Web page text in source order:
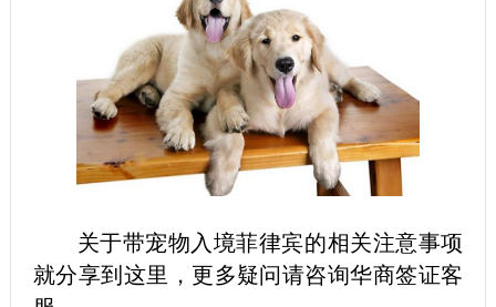
关于带宠物入境菲律宾的相关注意事项
就分享到这里，更多疑问请咨询华商签证客